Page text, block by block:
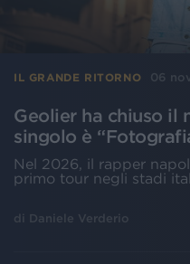
IL GRANDE RITORNO 06
Geolier ha chiuso il
singolo è
Nel 2026, il rapper
primo tour negli stadi
di Daniele Verderio